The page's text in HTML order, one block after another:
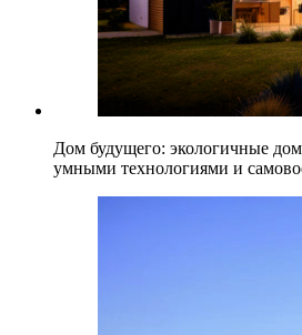
Дом будущего: экологичные
умными технологиями и